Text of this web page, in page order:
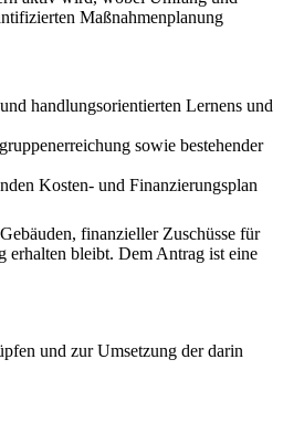
Maßnahmenplanung
handlungsorientierten Lernens und
sowie bestehender
Kosten- und Finanzierungsplan
finanzieller Zuschüsse für
erhalten bleibt. Dem Antrag ist eine
und zur Umsetzung der darin